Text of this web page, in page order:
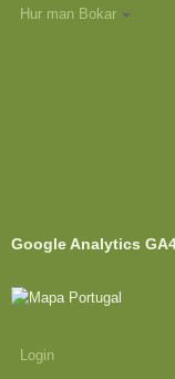
Hur man Bokar
Google Analytics
Login